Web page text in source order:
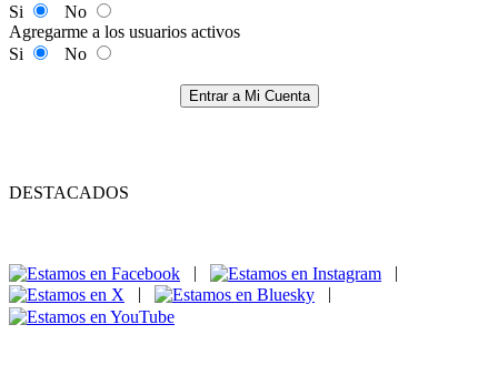
Si
No
Agregarme a los usuarios activos
Si
No
Entrar a Mi Cuenta
DESTACADOS
|
|
|
|